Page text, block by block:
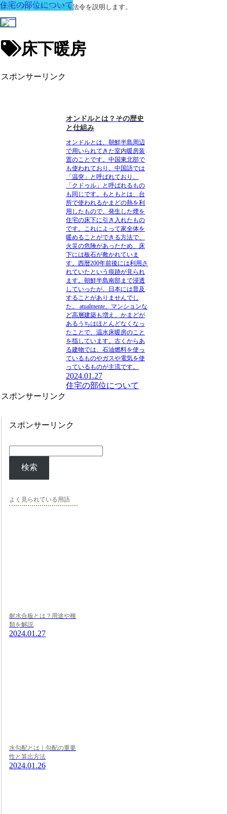
建築に関する用語と関連法令を説明します。
床下暖房
スポンサーリンク
住宅の部位について
オンドルとは？その歴史
と仕組み
オンドルとは、朝鮮半島周辺
で用いられてきた室内暖房装
置のことです。中国東北部で
も使われており、中国語では
「温突」と呼ばれており、
「クドゥル」と呼ばれるもの
も同じです。もともとは、台
所で使われるかまどの熱を利
用したもので、発生した煙を
住宅の床下に引き入れたもの
です。これによって家全体を
暖めることができる方法で、
火災の危険があったため、床
下には板石が敷かれていま
す。西暦200年前後には利用さ
れていたという痕跡が見られ
ます。朝鮮半島南部まで浸透
していったが、日本には普及
することがありませんでし
た。 atualmente、マンションな
ど高層建築も増え、かまどが
あるうちはほとんどなくなっ
たことで、温水床暖房のこと
を指しています。古くからあ
る建物では、石油燃料を使っ
ているものやガスや電気を使
っているものが主流です。
2024.01.27
住宅の部位について
スポンサーリンク
スポンサーリンク
検索
よく見られている用語
耐水合板とは？用途や種
類を解説
2024.01.27
水勾配とは｜勾配の重要
性と算出方法
2024.01.26